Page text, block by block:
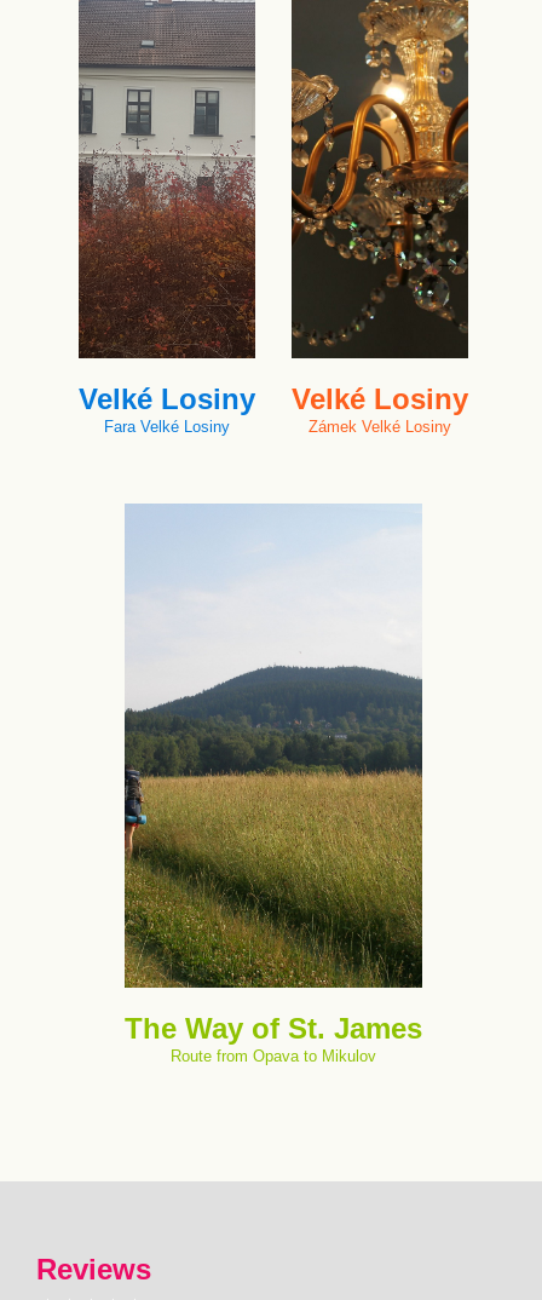
Velké Losiny
Fara Velké Losiny
Velké Losiny
Zámek Velké Losiny
The Way of St. James
Route from Opava to Mikulov
Reviews